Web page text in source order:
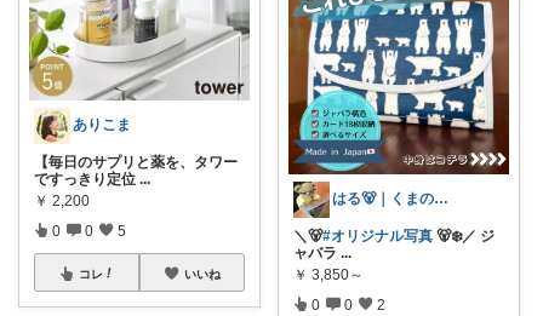
ありこま
【毎日のサプリと薬を、タワー
ですっきり定位 ...
￥ 2,200
0 0 5
コレ いいね
はる🐻｜くまのいる暮らし
＼🐻#オリジナル写真 🐻‍❄️／ ジ
ャバラ ...
￥ 3,850～
0 0 2